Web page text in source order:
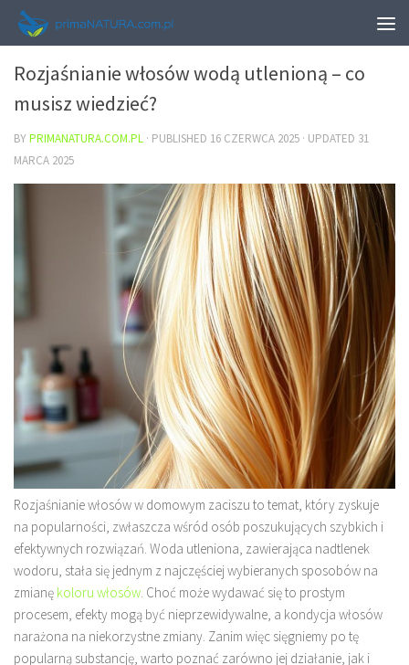
URODA
Rozjaśnianie włosów wodą utlenioną – co
musisz wiedzieć?
BYPRIMANATURA.COM.PL · PUBLISHED 16 CZERWCA 2025 · UPDATED 31
MARCA 2025
Rozjaśnianie włosów w domowym zaciszu to temat, który zyskuje
na popularności, zwłaszcza wśród osób poszukujących szybkich i
efektywnych rozwiązań. Woda utleniona, zawierająca nadtlenek
wodoru, stała się jednym z najczęściej wybieranych sposobów na
zmianę koloru włosów. Choć może wydawać się to prostym
procesem, efekty mogą być nieprzewidywalne, a kondycja włosów
narażona na niekorzystne zmiany. Zanim więc sięgniemy po tę
popularną substancję, warto poznać zarówno jej działanie, jak i